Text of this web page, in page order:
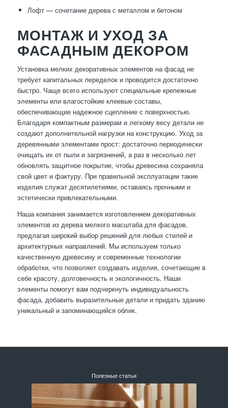
Лофт — сочетание дерева с металлом и бетоном
МОНТАЖ И УХОД ЗА
ФАСАДНЫМ ДЕКОРОМ
Установка мелких декоративных элементов на фасад не
требует капитальных переделок и проводится достаточно
быстро. Чаще всего используют специальные крепежные
элементы или влагостойкие клеевые составы,
обеспечивающие надежное сцепление с поверхностью.
Благодаря компактным размерам и легкому весу детали не
создают дополнительной нагрузки на конструкцию. Уход за
деревянными элементами прост: достаточно периодически
очищать их от пыли и загрязнений, а раз в несколько лет
обновлять защитное покрытие, чтобы древесина сохраняла
свой цвет и фактуру. При правильной эксплуатации такие
изделия служат десятилетиями, оставаясь прочными и
эстетически привлекательными.
Наша компания занимается изготовлением декоративных
элементов из дерева мелкого масштаба для фасадов,
предлагая широкий выбор решений для любых стилей и
архитектурных направлений. Мы используем только
качественную древесину и современные технологии
обработки, что позволяет создавать изделия, сочетающие в
себе красоту, долговечность и экологичность. Наши
элементы помогут вам подчеркнуть индивидуальность
фасада, добавить выразительные детали и придать зданию
уникальный и запоминающийся облик.
Полезные статьи